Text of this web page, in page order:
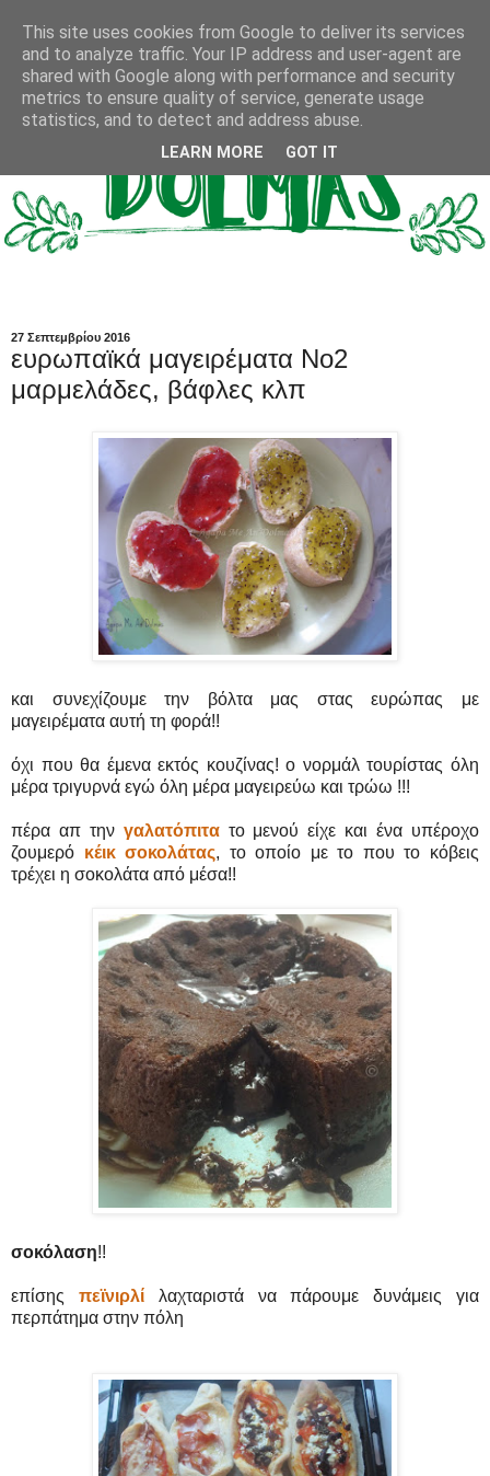
27 Σεπτεμβρίου 2016
ευρωπαϊκά μαγειρέματα Νο2
μαρμελάδες, βάφλες κλπ
και συνεχίζουμε την βόλτα μας στας ευρώπας με
μαγειρέματα αυτή τη φορά!!
όχι που θα έμενα εκτός κουζίνας! ο νορμάλ τουρίστας όλη
μέρα τριγυρνά εγώ όλη μέρα μαγειρεύω και τρώω !!!
πέρα απ την γαλατόπιτα το μενού είχε και ένα υπέροχο
ζουμερό κέικ σοκολάτας, το οποίο με το που το κόβεις
τρέχει η σοκολάτα από μέσα!!
σοκόλαση!!
επίσης πεϊνιρλίλαχταριστά να πάρουμε δυνάμεις για
περπάτημα στην πόλη
This site uses cookies from Google to deliver its services
and to analyze traffic. Your IP address and user-agent are
shared with Google along with performance and security
metrics to ensure quality of service, generate usage
statistics, and to detect and address abuse.
LEARN MORE GOT IT